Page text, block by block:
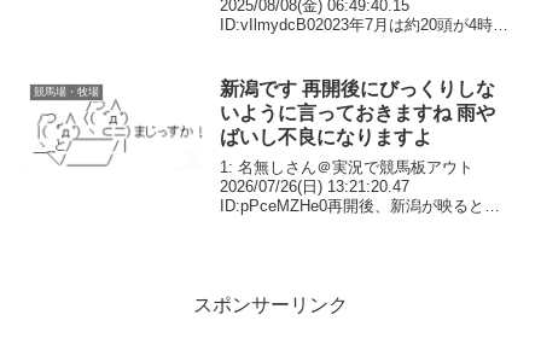
2025/08/08(金) 06:49:40.15
ID:vIlmydcB02023年7月は約20頭が4時間
競馬場・牧場
新潟です 再開後にびっくりしな
いように言っておきますね 雨や
ばいし不良になりますよ
1: 名無しさん＠実況で競馬板アウト
2026/07/26(日) 13:21:20.47
ID:pPceMZHe0再開後、新潟が映るとび
スポンサーリンク